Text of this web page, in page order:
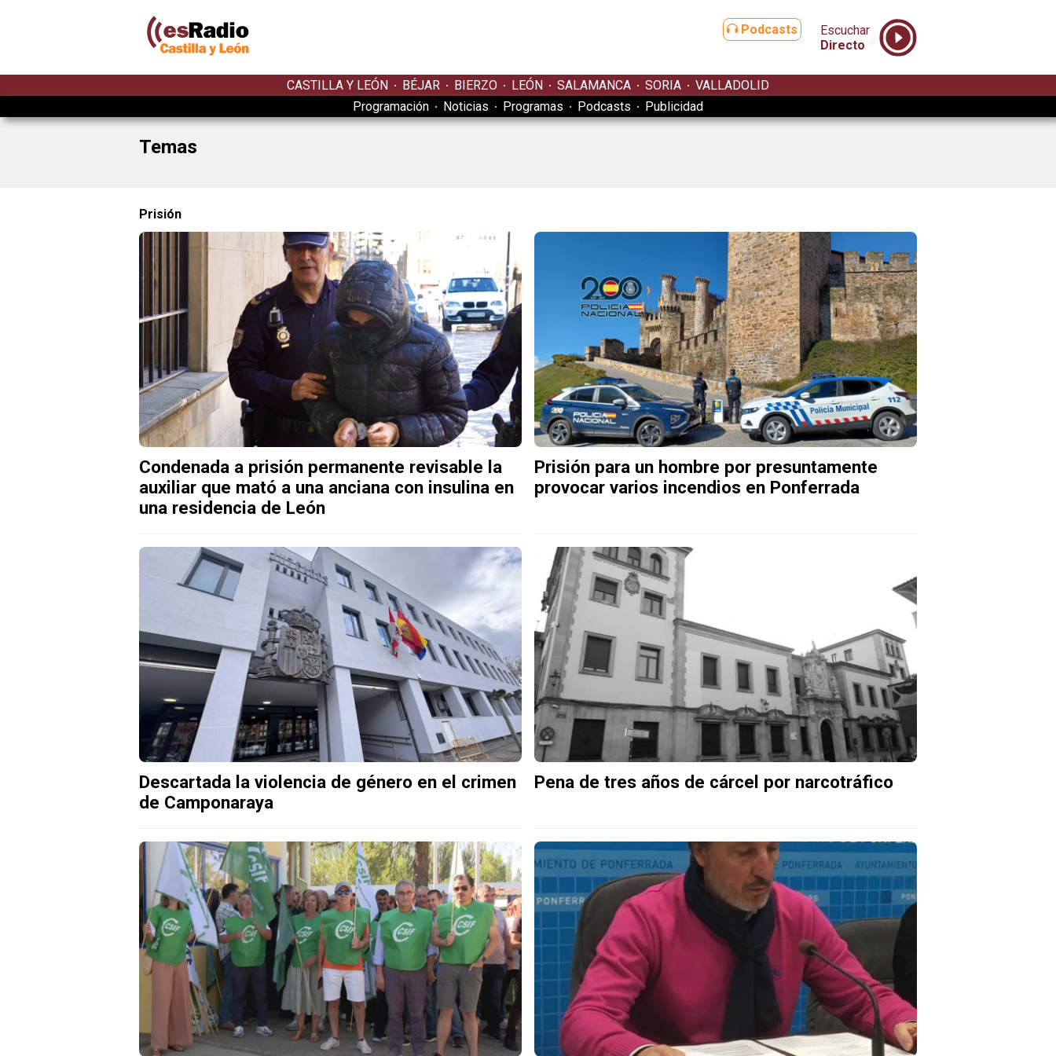
Podcasts
Escuchar
Directo
CASTILLA Y LEÓN BÉJAR BIERZO LEÓN SALAMANCA SORIA
VALLADOLID
Programación
Noticias Programas Podcasts Publicidad
Temas
Prisión
Condenada a prisión permanente revisable la
auxiliar que mató a una anciana con insulina en
una residencia de León
Prisión para un hombre por presuntamente
provocar varios incendios en Ponferrada
Descartada la violencia de género en el crimen
de Camponaraya
Pena de tres años de cárcel por narcotráfico